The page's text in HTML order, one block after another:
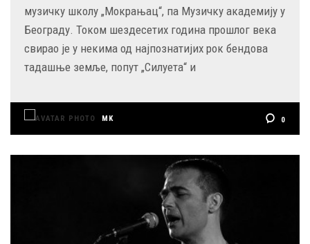
музичку школу „Мокрањац“, па Музичку академију у
Београду. Током шездесетих година прошлог века
свирао је у некима од најпознатијих рок бендова
тадашње земље, попут „Силуета“ и
MK 0